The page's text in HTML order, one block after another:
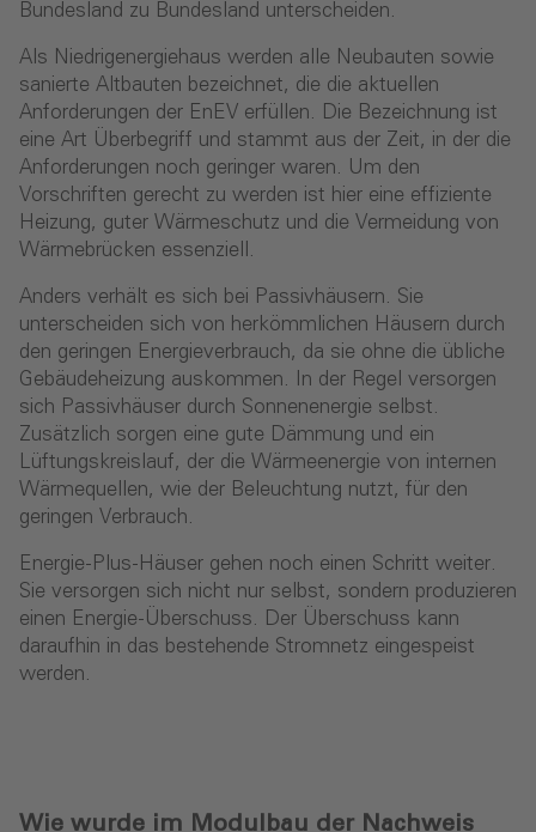
Bundesland zu Bundesland unterscheiden.
Als Niedrigenergiehaus werden alle Neubauten sowie
sanierte Altbauten bezeichnet, die die aktuellen
Anforderungen der EnEV erfüllen. Die Bezeichnung ist
eine Art Überbegriff und stammt aus der Zeit, in der die
Anforderungen noch geringer waren. Um den
Vorschriften gerecht zu werden ist hier eine effiziente
Heizung, guter Wärmeschutz und die Vermeidung von
Wärmebrücken essenziell.
Anders verhält es sich bei Passivhäusern. Sie
unterscheiden sich von herkömmlichen Häusern durch
den geringen Energieverbrauch, da sie ohne die übliche
Gebäudeheizung auskommen. In der Regel versorgen
sich Passivhäuser durch Sonnenenergie selbst.
Zusätzlich sorgen eine gute Dämmung und ein
Lüftungskreislauf, der die Wärmeenergie von internen
Wärmequellen, wie der Beleuchtung nutzt, für den
geringen Verbrauch.
Energie-Plus-Häuser gehen noch einen Schritt weiter.
Sie versorgen sich nicht nur selbst, sondern produzieren
einen Energie-Überschuss. Der Überschuss kann
daraufhin in das bestehende Stromnetz eingespeist
werden.
Wie wurde im Modulbau der Nachweis